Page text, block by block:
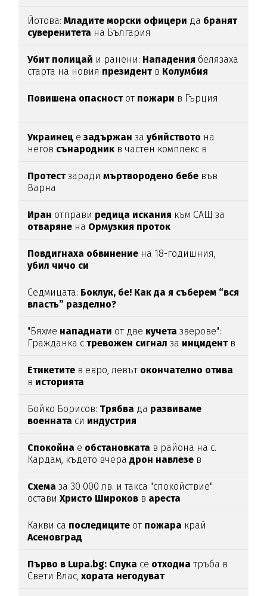
Йотова:Младите морски офицери да бранят
суверенитета на България
Убит полицай и ранени: Нападения белязаха
старта на новия президентв Колумбия
Повишена опасностот пожари в Гърция
Украинец езадържан заубийството на
негов сънародник в частен комплекс в
Протестзарадимъртвородено бебе във
Варна
Иран отправи редица искания към САЩ за
отваряне на Ормузкия проток
Повдигнаха обвинение на 18-годишния,
убил чичо си
Седмицата: Боклук, бе! Как да я съберем “вся
власть” разделно?
"Бяхме нападнати от две кучета зверове":
Гражданка стревожен сигнал за инцидентв
Етикетите в евро, левът окончателно отива
в историята
Бойко Борисов: Трябва да развиваме
военната си индустрия
Спокойна е обстановката в района на с.
Кардам, където вчерадрон навлезе в
Схема за 30 000 лв. и такса "спокойствие"
оставиХристо Широков в ареста
Какви са последиците от пожара край
Асеновград
Първо в Lupa.bg: Спука се отходна тръба в
Свети Влас,хората негодуват